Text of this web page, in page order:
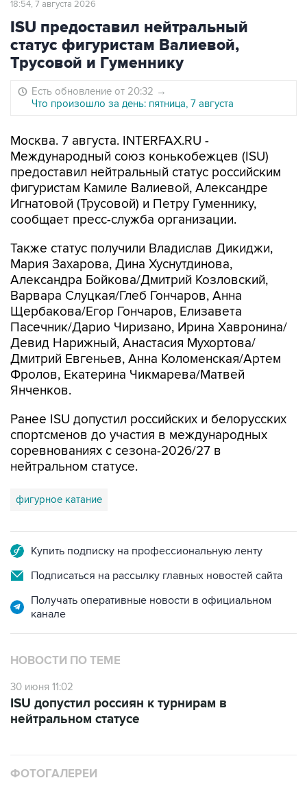
18:54, 7 августа 2026
ISU предоставил нейтральный
статус фигуристам Валиевой,
Трусовой и Гуменнику
Есть обновление от 20:32 →
Что произошло за день: пятница, 7 августа
Москва. 7 августа. INTERFAX.RU -
Международный союз конькобежцев (ISU)
предоставил нейтральный статус российским
фигуристам Камиле Валиевой, Александре
Игнатовой (Трусовой) и Петру Гуменнику,
сообщает пресс-служба организации.
Также статус получили Владислав Дикиджи,
Мария Захарова, Дина Хуснутдинова,
Александра Бойкова/Дмитрий Козловский,
Варвара Слуцкая/Глеб Гончаров, Анна
Щербакова/Егор Гончаров, Елизавета
Пасечник/Дарио Чиризано, Ирина Хавронина/
Девид Нарижный, Анастасия Мухортова/
Дмитрий Евгеньев, Анна Коломенская/Артем
Фролов, Екатерина Чикмарева/Матвей
Янченков.
Ранее ISU допустил российских и белорусских
спортсменов до участия в международных
соревнованиях с сезона-2026/27 в
нейтральном статусе.
фигурное катание
Купить подписку на профессиональную ленту
Подписаться на рассылку главных новостей сайта
Получать оперативные новости в официальном
канале
НОВОСТИ ПО ТЕМЕ
30 июня 11:02
ISU допустил россиян к турнирам в
нейтральном статусе
ФОТОГАЛЕРЕИ